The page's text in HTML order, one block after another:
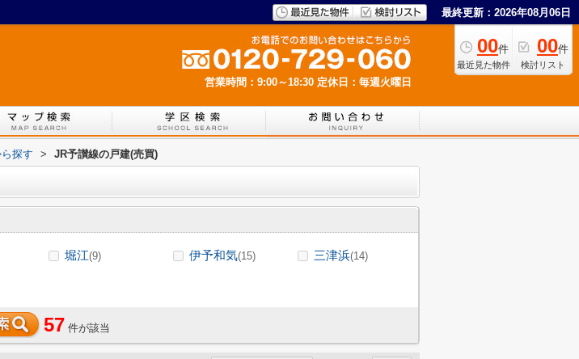
最終更新：2026年08月06日
00件
最近見た物件
00件
検討リスト
営業時間：9:00～18:30 定休日：毎週火曜日
探す > JR予讃線の戸建(売買)
堀江(9) 伊予和気(15) 三津浜(14)
57 件が該当